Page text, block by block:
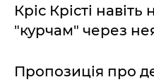
Кріс Крісті
"курчам" через
Пропозиція про